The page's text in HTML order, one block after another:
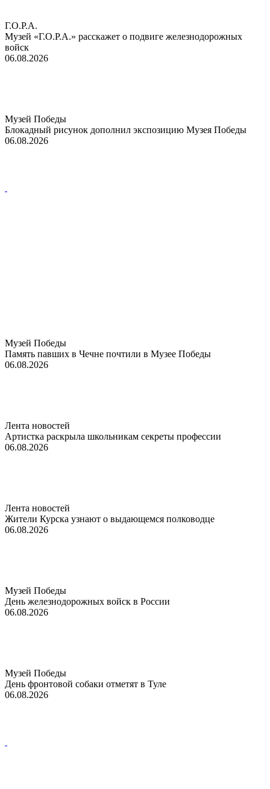
Г.О.Р.А.
Музей «Г.О.Р.А.» расскажет о подвиге железнодорожных
войск
06.08.2026
Музей Победы
Блокадный рисунок дополнил экспозицию Музея Победы
06.08.2026
Музей Победы
Память павших в Чечне почтили в Музее Победы
06.08.2026
Лента новостей
Артистка раскрыла школьникам секреты профессии
06.08.2026
Лента новостей
Жители Курска узнают о выдающемся полководце
06.08.2026
Музей Победы
День железнодорожных войск в России
06.08.2026
Музей Победы
День фронтовой собаки отметят в Туле
06.08.2026